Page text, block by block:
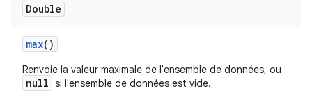
Double
max()
Renvoie la valeur maximale de l'ensemble de données, ou
null si l'ensemble de données est vide.